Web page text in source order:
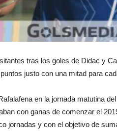
tras los goles de Didac y
justo con una mitad para
en la jornada matutina
con ganas de comenzar el
jornadas y con el objetivo de